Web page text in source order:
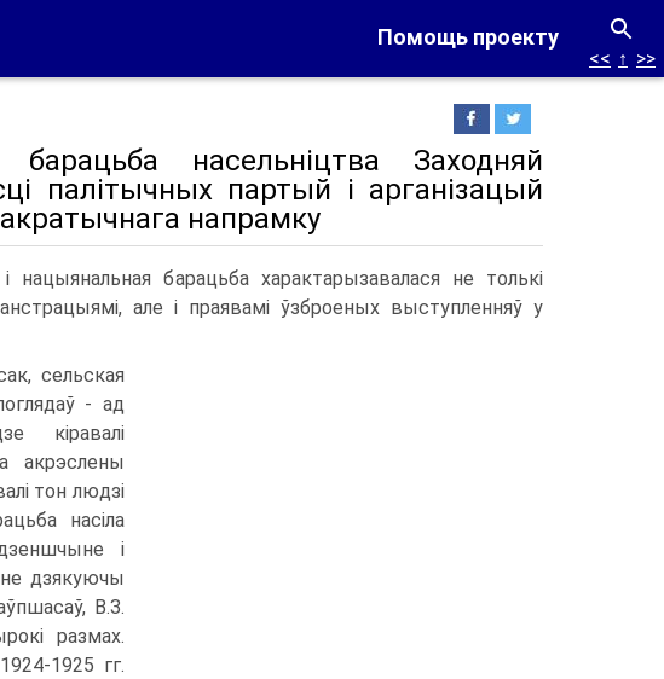
Помощь проекту
<< ↑ >>
насельніцтва Заходняй
палітычных партый і арганізацый
напрамку
барацьба характарызавалася не толькі
але і праявамі ўзброеных выступленняў у
сельская
- ад
кіравалі
акрэслены
тон людзі
насіла
і
дзякуючы
В.З.
размах.
1925 гг.